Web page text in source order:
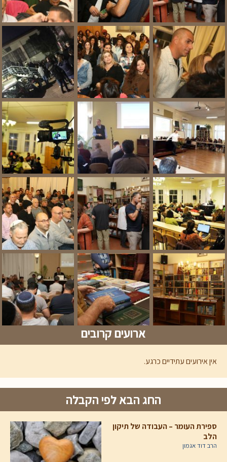
ארועים קרובים
אין אירועים עתידיים כרגע.
החג הבא לפי הקבלה
ספירת העומר – העבודה של תיקון
הלב
הרב דוד אגמון